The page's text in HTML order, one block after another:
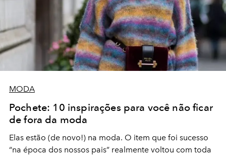
MODA
Pochete: 10 inspirações para você não ficar
de fora da moda
Elas estão (de novo!) na moda. O item que foi sucesso
“na época dos nossos pais” realmente voltou com toda